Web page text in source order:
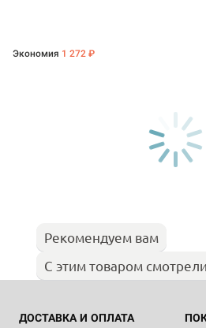
Экономия 1 272 ₽
Рекомендуем вам
С этим товаром смотрели
ДОСТАВКА И ОПЛАТА